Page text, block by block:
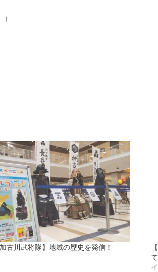
古川武将隊】地域の歴史を発信！
て